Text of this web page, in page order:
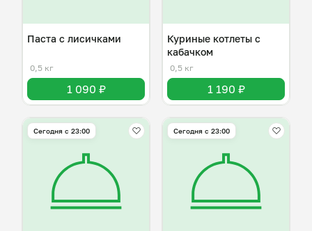
Паста с лисичками
0,5 кг
1 090 ₽
Куриные котлеты с
кабачком
0,5 кг
1 190 ₽
Сегодня с 23:00 Сегодня с 23:00